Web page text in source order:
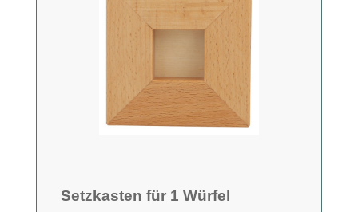
Setzkasten für 1 Würfel